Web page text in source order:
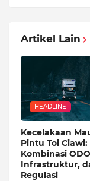
Artikel Lain
HEADLINE
Kecelakaan
Pintu Tol Ciawi:
Kombinasi
Infrastruktur,
Regulasi